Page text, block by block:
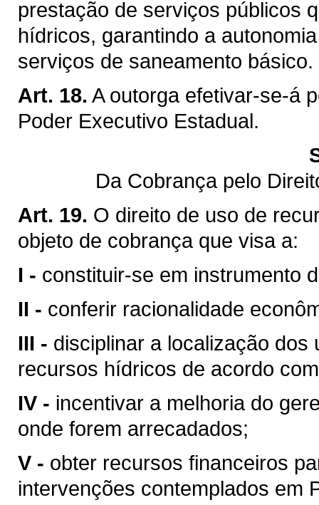
prestação de serviços públicos
hídricos, garantindo a
serviços de saneamento básico.
Art. 18. A outorga efetivar-se-á
Poder Executivo Estadual.
Da Cobrança pelo
Art. 19. O direito de uso de
objeto de cobrança que visa a:
I - constituir-se em instrumento
II - conferir racionalidade
III - disciplinar a localização
recursos hídricos de acordo
IV - incentivar a melhoria do
onde forem arrecadados;
V - obter recursos financeiros
intervenções contemplados em